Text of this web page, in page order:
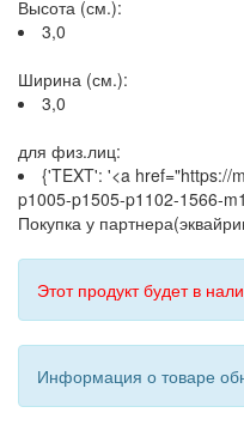
Высота (см.):
3,0
Ширина (см.):
3,0
для физ.лиц:
{'TEXT': '<a href="https://
p1005-p1505-p1102-1566-
Покупка у
Этот продукт будет в
Информация о товаре